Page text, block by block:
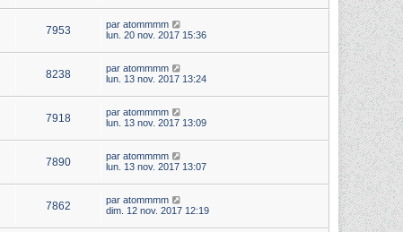
7953 par atommmm
lun. 20 nov. 2017 15:36
8238 par atommmm
lun. 13 nov. 2017 13:24
7918 par atommmm
lun. 13 nov. 2017 13:09
7890 par atommmm
lun. 13 nov. 2017 13:07
7862 par atommmm
dim. 12 nov. 2017 12:19